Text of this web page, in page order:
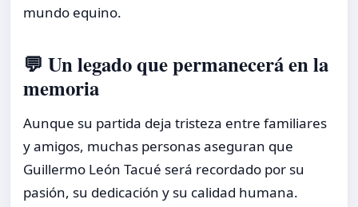
mundo equino.
💬 Un legado que permanecerá en la
memoria
Aunque su partida deja tristeza entre familiares
y amigos, muchas personas aseguran que
Guillermo León Tacué será recordado por su
pasión, su dedicación y su calidad humana.